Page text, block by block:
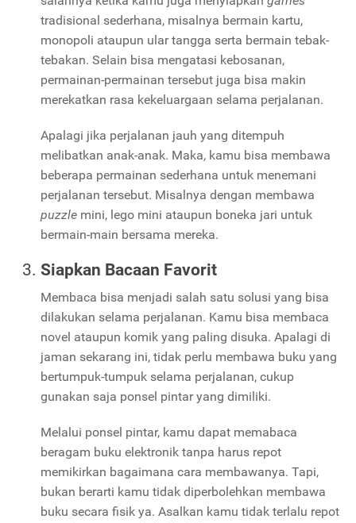
tradisional sederhana, misalnya bermain kartu,
monopoli ataupun ular tangga serta bermain tebak-
tebakan. Selain bisa mengatasi kebosanan,
permainan-permainan tersebut juga bisa makin
merekatkan rasa kekeluargaan selama perjalanan.
Apalagi jika perjalanan jauh yang ditempuh
melibatkan anak-anak. Maka, kamu bisa membawa
beberapa permainan sederhana untuk menemani
perjalanan tersebut. Misalnya dengan membawa
puzzle mini, lego mini ataupun boneka jari untuk
bermain-main bersama mereka.
Siapkan Bacaan Favorit
Membaca bisa menjadi salah satu solusi yang bisa
dilakukan selama perjalanan. Kamu bisa membaca
novel ataupun komik yang paling disuka. Apalagi di
jaman sekarang ini, tidak perlu membawa buku yang
bertumpuk-tumpuk selama perjalanan, cukup
gunakan saja ponsel pintar yang dimiliki.
Melalui ponsel pintar, kamu dapat memabaca
beragam buku elektronik tanpa harus repot
memikirkan bagaimana cara membawanya. Tapi,
bukan berarti kamu tidak diperbolehkan membawa
buku secara fisik ya. Asalkan kamu tidak terlalu repot